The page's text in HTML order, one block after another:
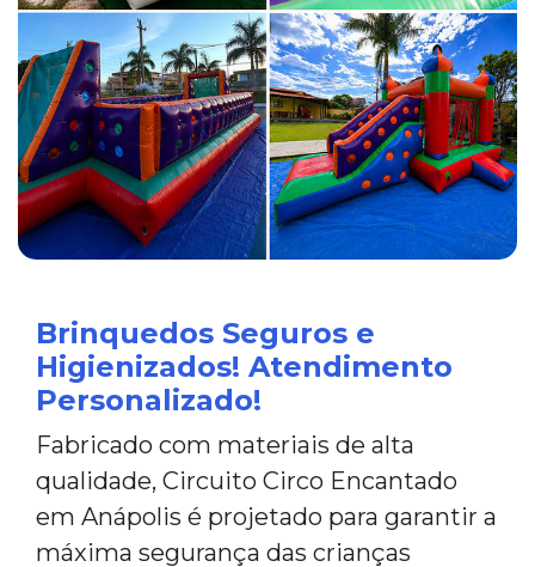
Brinquedos Seguros e
Higienizados! Atendimento
Personalizado!
Fabricado com materiais de alta
qualidade, Circuito Circo Encantado
em Anápolis é projetado para garantir a
máxima segurança das crianças